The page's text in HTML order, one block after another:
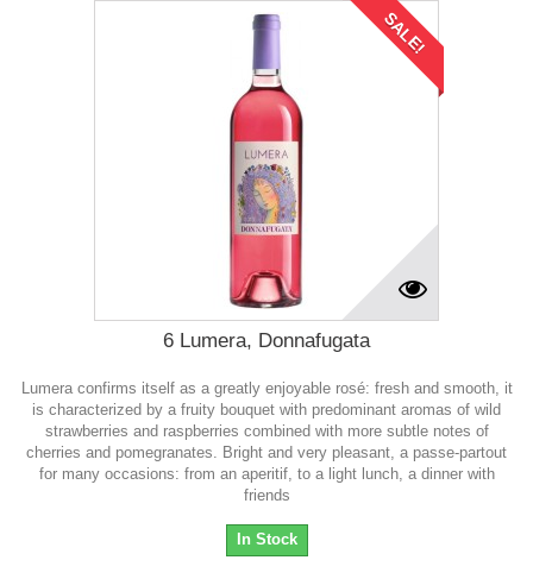
SALE!
6 Lumera, Donnafugata
Lumera confirms itself as a greatly enjoyable rosé: fresh and smooth, it
is characterized by a fruity bouquet with predominant aromas of wild
strawberries and raspberries combined with more subtle notes of
cherries and pomegranates. Bright and very pleasant, a passe-partout
for many occasions: from an aperitif, to a light lunch, a dinner with
friends
In Stock